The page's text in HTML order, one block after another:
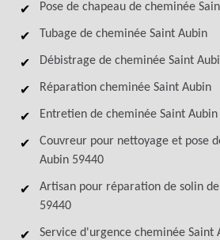
Pose de chapeau de cheminée
Tubage de cheminée Saint Aubin
Débistrage de cheminée Saint
Réparation cheminée Saint Aubin
Entretien de cheminée Saint Aubin
Couvreur pour nettoyage et pose
Aubin 59440
Artisan pour réparation de solin
59440
Service d'urgence cheminée Saint